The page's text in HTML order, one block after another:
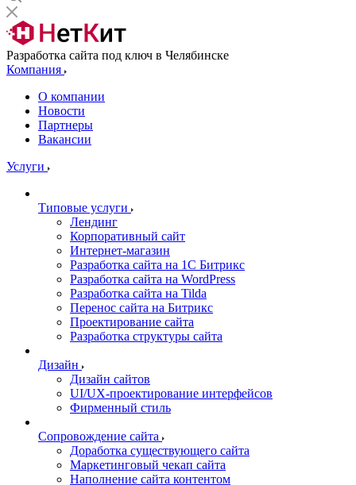
Разработка сайта под ключ в Челябинске
Компания
О компании
Новости
Партнеры
Вакансии
Услуги
Типовые услуги
Лендинг
Корпоративный сайт
Интернет-магазин
Разработка сайта на 1С Битрикс
Разработка сайта на WordPress
Разработка сайта на Tilda
Перенос сайта на Битрикс
Проектирование сайта
Разработка структуры сайта
Дизайн
Дизайн сайтов
UI/UX-проектирование интерфейсов
Фирменный стиль
Сопровождение сайта
Доработка существующего сайта
Маркетинговый чекап сайта
Наполнение сайта контентом